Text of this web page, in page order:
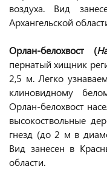
воздуха. Вид
Архангельской
Орлан-белохвост (
пернатый хищник
2,5 м. Легко
клиновидному
Орлан-белохвост
высокоствольные
гнезд (до 2 м в
Вид занесен в
области.